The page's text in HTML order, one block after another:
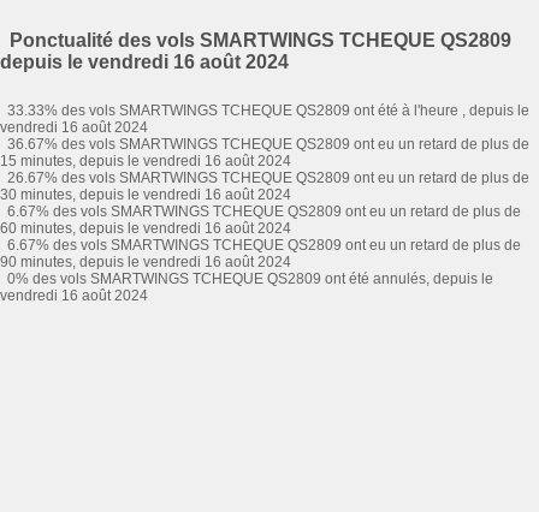
Ponctualité des vols SMARTWINGS TCHEQUE QS2809
depuis le vendredi 16 août 2024
33.33% des vols SMARTWINGS TCHEQUE QS2809 ont été à l'heure , depuis le
vendredi 16 août 2024
36.67% des vols SMARTWINGS TCHEQUE QS2809 ont eu un retard de plus de
15 minutes, depuis le vendredi 16 août 2024
26.67% des vols SMARTWINGS TCHEQUE QS2809 ont eu un retard de plus de
30 minutes, depuis le vendredi 16 août 2024
6.67% des vols SMARTWINGS TCHEQUE QS2809 ont eu un retard de plus de
60 minutes, depuis le vendredi 16 août 2024
6.67% des vols SMARTWINGS TCHEQUE QS2809 ont eu un retard de plus de
90 minutes, depuis le vendredi 16 août 2024
0% des vols SMARTWINGS TCHEQUE QS2809 ont été annulés, depuis le
vendredi 16 août 2024